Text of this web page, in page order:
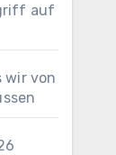
auf
wir von